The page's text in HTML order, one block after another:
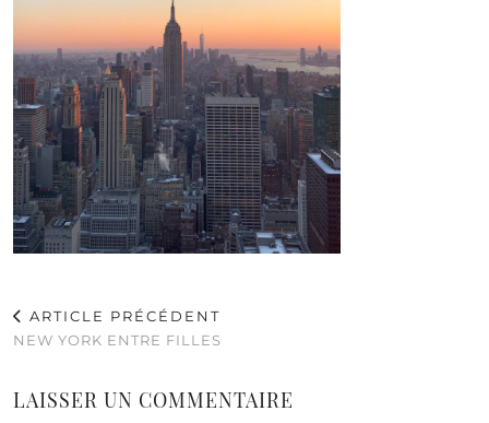
ARTICLE PRÉCÉDENT
NEW YORK ENTRE FILLES
LAISSER UN COMMENTAIRE